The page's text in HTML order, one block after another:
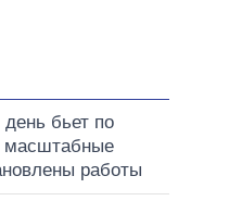
бьет по
масштабные
работы